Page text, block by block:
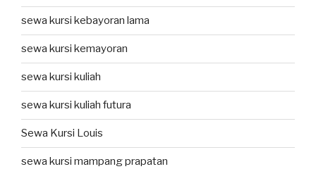
sewa kursi kebayoran lama
sewa kursi kemayoran
sewa kursi kuliah
sewa kursi kuliah futura
Sewa Kursi Louis
sewa kursi mampang prapatan